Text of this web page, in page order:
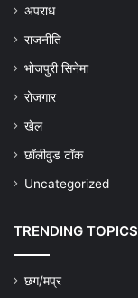
अपराध
राजनीति
भोजपुरी सिनेमा
रोजगार
खेल
छॉलीवुड टॉक
Uncategorized
TRENDING TOPICS
छग/मप्र